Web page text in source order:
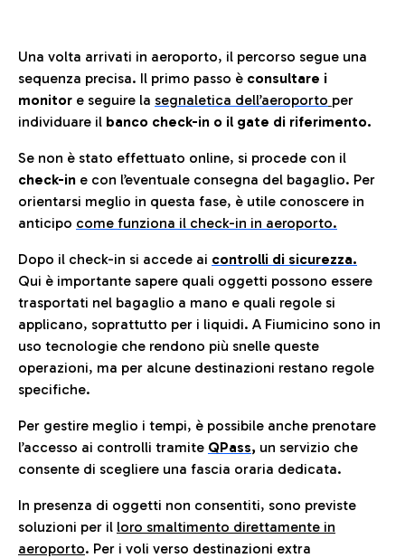
Una volta arrivati in aeroporto, il percorso segue una
sequenza precisa. Il primo passo è consultare i
monitor e seguire la segnaletica dell’aeroporto per
individuare il banco check-in o il gate di riferimento.
Se non è stato effettuato online, si procede con il
check-in e con l’eventuale consegna del bagaglio. Per
orientarsi meglio in questa fase, è utile conoscere in
anticipo come funziona il check-in in aeroporto.
Dopo il check-in si accede ai controlli di sicurezza.
Qui è importante sapere quali oggetti possono essere
trasportati nel bagaglio a mano e quali regole si
applicano, soprattutto per i liquidi. A Fiumicino sono in
uso tecnologie che rendono più snelle queste
operazioni, ma per alcune destinazioni restano regole
specifiche.
Per gestire meglio i tempi, è possibile anche prenotare
l’accesso ai controlli tramite QPass, un servizio che
consente di scegliere una fascia oraria dedicata.
In presenza di oggetti non consentiti, sono previste
soluzioni per il loro smaltimento direttamente in
aeroporto. Per i voli verso destinazioni extra